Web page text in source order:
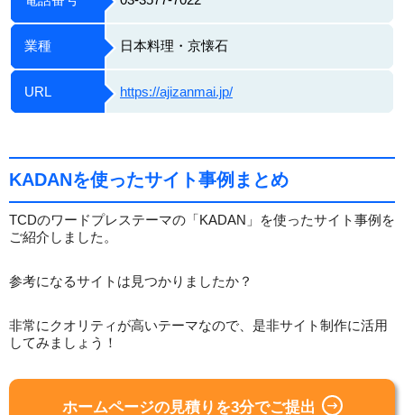
業種 日本料理・京懐石
URL https://ajizanmai.jp/
KADANを使ったサイト事例まとめ
TCDのワードプレステーマの「KADAN」を使ったサイト事例を
ご紹介しました。
参考になるサイトは見つかりましたか？
非常にクオリティが高いテーマなので、是非サイト制作に活用
してみましょう！
ホームページの見積りを3分でご提出